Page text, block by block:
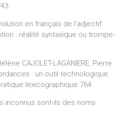
en français de l'adjectif
: réalité syntaxique ou trompe-
CAJOLET-LAGANIERE, Pierre
: un outil technologique
lexicographique 764
inconnus sont-ils des noms